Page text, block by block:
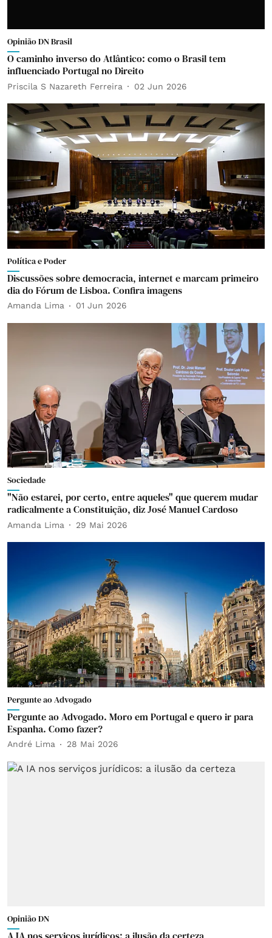
Opinião DN Brasil
O caminho inverso do Atlântico: como o Brasil tem
influenciado Portugal no Direito
Priscila S Nazareth Ferreira 02 Jun 2026
Política e Poder
Discussões sobre democracia, internet e marcam primeiro
dia do Fórum de Lisboa. Confira imagens
Amanda Lima 01 Jun 2026
Sociedade
"Não estarei, por certo, entre aqueles" que querem mudar
radicalmente a Constituição, diz José Manuel Cardoso
Amanda Lima 29 Mai 2026
Pergunte ao Advogado
Pergunte ao Advogado. Moro em Portugal e quero ir para
Espanha. Como fazer?
André Lima 28 Mai 2026
Opinião DN